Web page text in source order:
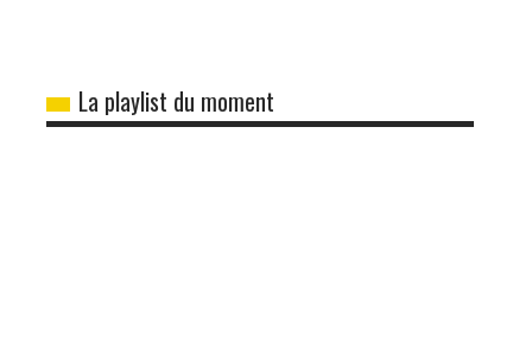
La playlist du moment